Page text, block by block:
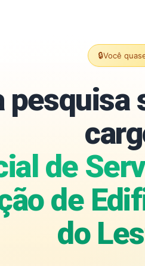
🔒Você
pesquisa
de
de
do